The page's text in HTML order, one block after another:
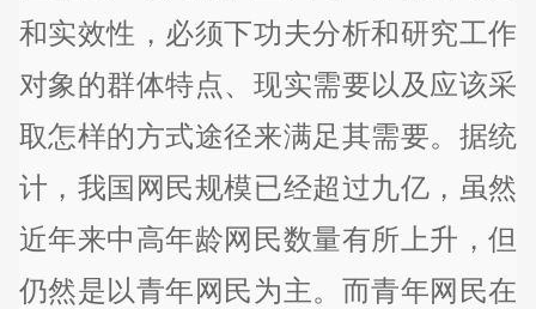
和实效性，必须下功夫分析和研究工作
对象的群体特点、现实需要以及应该采
取怎样的方式途径来满足其需要。据统
计，我国网民规模已经超过九亿，虽然
近年来中高年龄网民数量有所上升，但
仍然是以青年网民为主。而青年网民在